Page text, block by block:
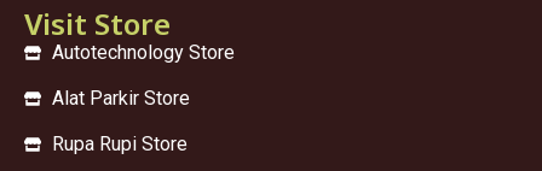
Visit Store
Autotechnology Store
Alat Parkir Store
Rupa Rupi Store